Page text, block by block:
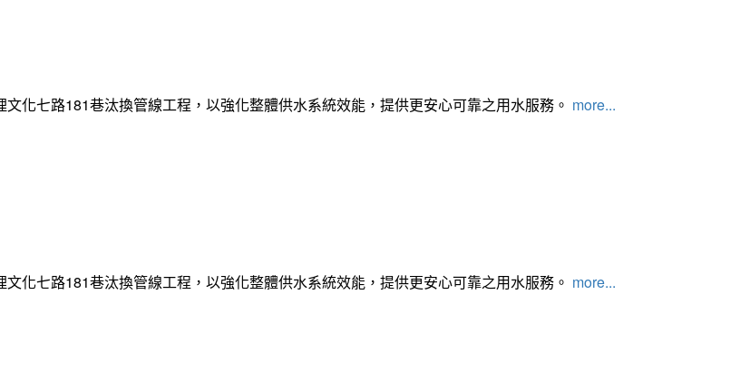
化七路181巷汰換管線工程，以強化整體供水系統效能，提供更安心可靠之用水服務。 more...
化七路181巷汰換管線工程，以強化整體供水系統效能，提供更安心可靠之用水服務。 more...